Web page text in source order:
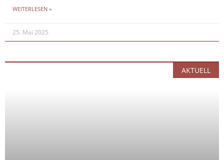
WEITERLESEN »
25. Mai 2025
AKTUELL